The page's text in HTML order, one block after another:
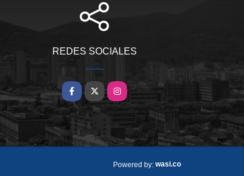
REDES SOCIALES
Facebook
X Instagram
Powered by: wasi.co